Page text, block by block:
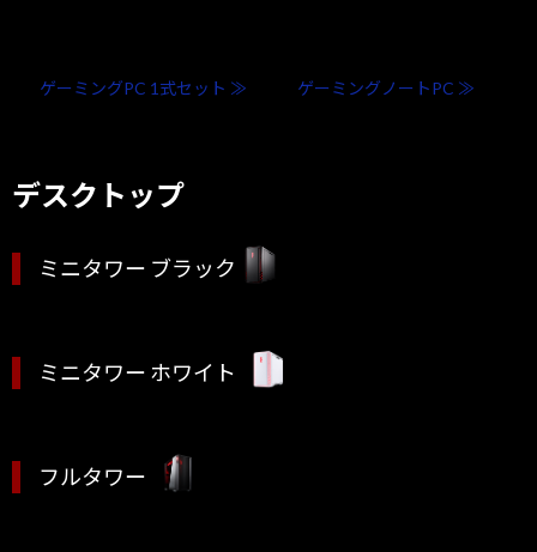
ゲーミングPC 1式セット ≫ ゲーミングノートPC ≫
デスクトップ
ミニタワー ブラック
ミニタワー ホワイト
フルタワー